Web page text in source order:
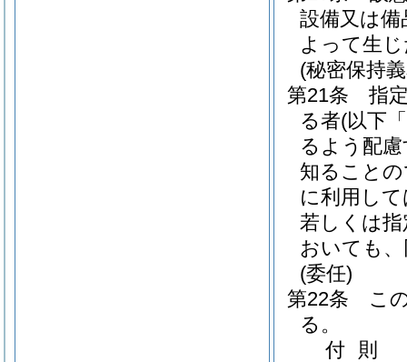
設備又は
よって生
(秘密保持
第21条
指
る者(以下
るよう配
知ること
に利用し
若しくは
おいても
(委任)
第22条
こ
る。
付 則